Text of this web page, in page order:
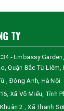
TY
- Embassy
Quận Bắc Từ Liêm,
, Đông Anh, Hà Nội
Xã Võ Miếu, Tỉnh
2 , Xã Thanh